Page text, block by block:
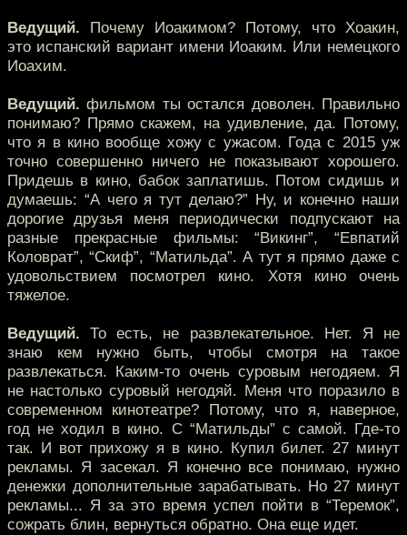
Ведущий. Почему Иоакимом? Потому, что Хоакин,
это испанский вариант имени Иоаким. Или немецкого
Иоахим.
Ведущий. фильмом ты остался доволен. Правильно
понимаю? Прямо скажем, на удивление, да. Потому,
что я в кино вообще хожу с ужасом. Года с 2015 уж
точно совершенно ничего не показывают хорошего.
Придешь в кино, бабок заплатишь. Потом сидишь и
думаешь: “А чего я тут делаю?” Ну, и конечно наши
дорогие друзья меня периодически подпускают на
разные прекрасные фильмы: “Викинг”, “Евпатий
Коловрат”, “Скиф”, “Матильда”. А тут я прямо даже с
удовольствием посмотрел кино. Хотя кино очень
тяжелое.
Ведущий. То есть, не развлекательное. Нет. Я не
знаю кем нужно быть, чтобы смотря на такое
развлекаться. Каким-то очень суровым негодяем. Я
не настолько суровый негодяй. Меня что поразило в
современном кинотеатре? Потому, что я, наверное,
год не ходил в кино. С “Матильды” с самой. Где-то
так. И вот прихожу я в кино. Купил билет. 27 минут
рекламы. Я засекал. Я конечно все понимаю, нужно
денежки дополнительные зарабатывать. Но 27 минут
рекламы... Я за это время успел пойти в “Теремок”,
сожрать блин, вернуться обратно. Она еще идет.